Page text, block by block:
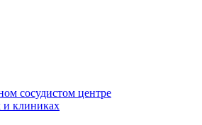
сосудистом центре
и клиниках